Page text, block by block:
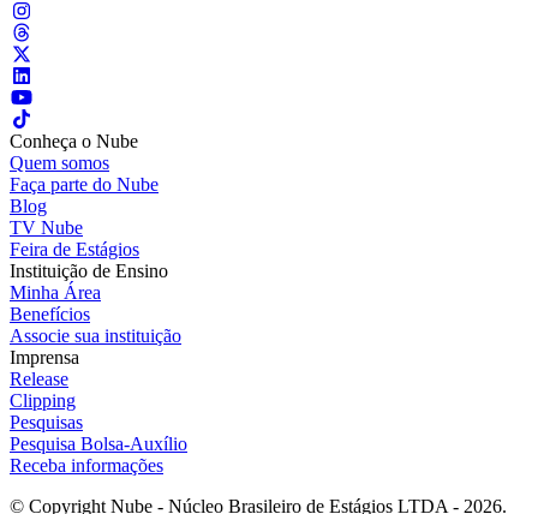
Conheça o Nube
Quem somos
Faça parte do Nube
Blog
TV Nube
Feira de Estágios
Instituição de Ensino
Minha Área
Benefícios
Associe sua instituição
Imprensa
Release
Clipping
Pesquisas
Pesquisa Bolsa-Auxílio
Receba informações
© Copyright Nube - Núcleo Brasileiro de Estágios LTDA - 2026.